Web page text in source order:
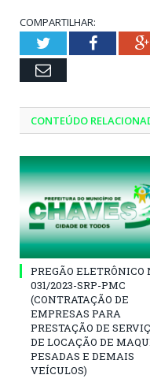
COMPARTILHAR:
TwitterFacebook
Email
CONTEÚDO
PREGÃO ELETRÔNICO
031/2023-SRP-PMC
(CONTRATAÇÃO DE
EMPRESAS PARA
PRESTAÇÃO DE
DE LOCAÇÃO DE
PESADAS E DEMAIS
VEÍCULOS)